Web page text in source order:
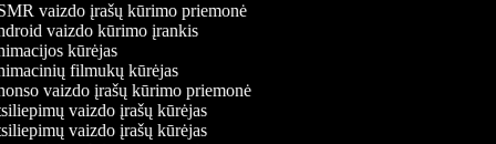
vaizdo įrašų kūrimo priemonė
vaizdo kūrimo įrankis
kūrėjas
filmukų kūrėjas
vaizdo įrašų kūrimo priemonė
vaizdo įrašų kūrėjas
vaizdo įrašų kūrėjas